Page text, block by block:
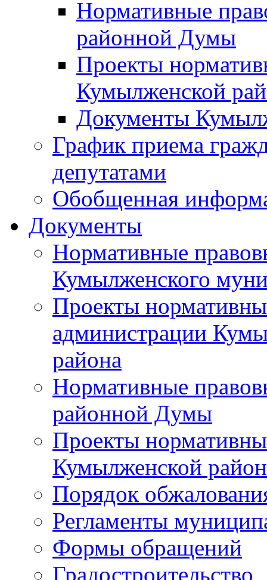
Нормативные
районной Думы
Проекты
Кумылженской
Документы
График приема
депутатами
Обобщенная
Документы
Нормативные
Кумылженского
Проекты
администрации
района
Нормативные
районной Думы
Проекты
Кумылженской
Порядок
Регламенты
Формы обращений
Градостроительство